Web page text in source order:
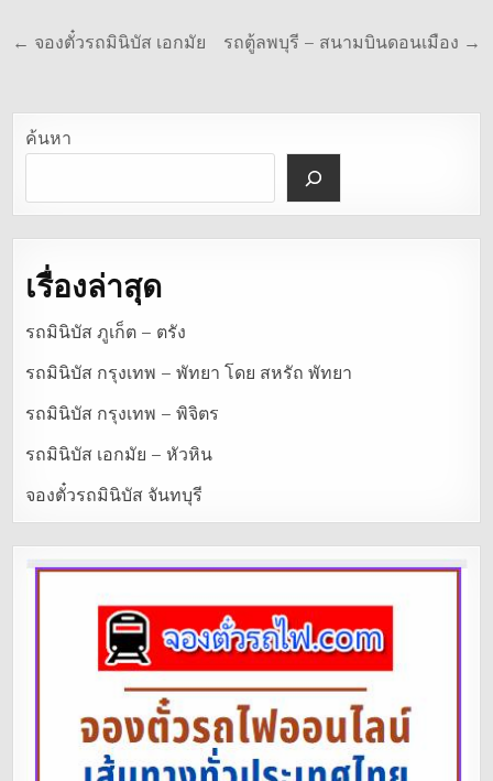
แนะแนว รถตู้ลพบุรี – สนามบินดอนเมือง →
← จองตั๋วรถมินิบัส เอกมัย
ค้นหา
เรื่องล่าสุด
รถมินิบัส ภูเก็ต – ตรัง
รถมินิบัส กรุงเทพ – พัทยา โดย สหรัถ พัทยา
รถมินิบัส กรุงเทพ – พิจิตร
รถมินิบัส เอกมัย – หัวหิน
จองตั๋วรถมินิบัส จันทบุรี